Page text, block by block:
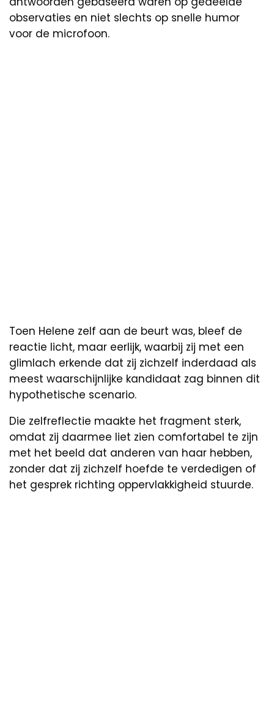
observaties en niet slechts op snelle humor
voor de microfoon.
Toen Helene zelf aan de beurt was, bleef de
reactie licht, maar eerlijk, waarbij zij met een
glimlach erkende dat zij zichzelf inderdaad als
meest waarschijnlijke kandidaat zag binnen dit
hypothetische scenario.
Die zelfreflectie maakte het fragment sterk,
omdat zij daarmee liet zien comfortabel te zijn
met het beeld dat anderen van haar hebben,
zonder dat zij zichzelf hoefde te verdedigen of
het gesprek richting oppervlakkigheid stuurde.